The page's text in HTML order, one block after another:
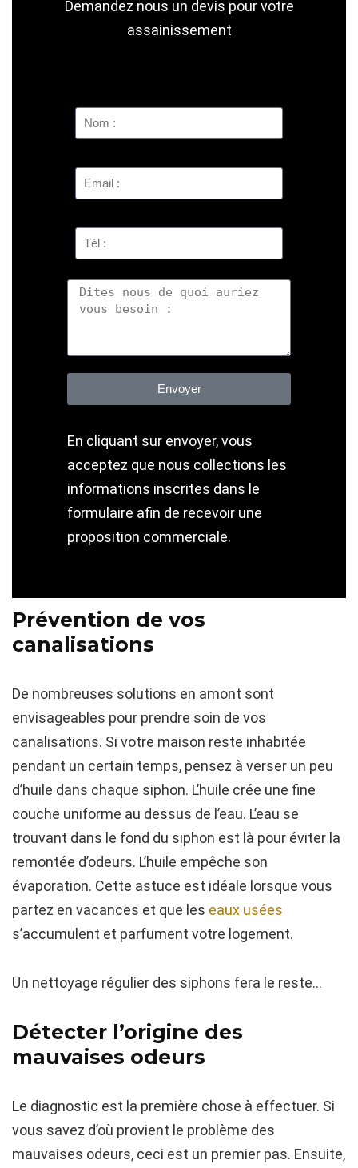
Demandez nous un devis pour votre
assainissement
Envoyer
En cliquant sur envoyer, vous
acceptez que nous collections les
informations inscrites dans le
formulaire afin de recevoir une
proposition commerciale.
Prévention de vos
canalisations
De nombreuses solutions en amont sont
envisageables pour prendre soin de vos
canalisations. Si votre maison reste inhabitée
pendant un certain temps, pensez à verser un peu
d’huile dans chaque siphon. L’huile crée une fine
couche uniforme au dessus de l’eau. L’eau se
trouvant dans le fond du siphon est là pour éviter la
remontée d’odeurs. L’huile empêche son
évaporation. Cette astuce est idéale lorsque vous
partez en vacances et que les eaux usées
s’accumulent et parfument votre logement.
Un nettoyage régulier des siphons fera le reste…
Détecter l’origine des
mauvaises odeurs
Le diagnostic est la première chose à effectuer. Si
vous savez d’où provient le problème des
mauvaises odeurs, ceci est un premier pas. Ensuite,